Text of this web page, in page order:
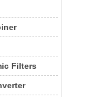
Filters